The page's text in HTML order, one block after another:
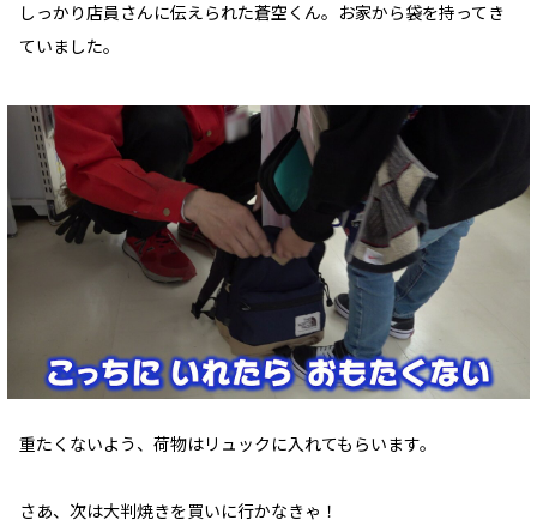
しっかり店員さんに伝えられた蒼空くん。お家から袋を持ってき
ていました。
重たくないよう、荷物はリュックに入れてもらいます。
さあ、次は大判焼きを買いに行かなきゃ！